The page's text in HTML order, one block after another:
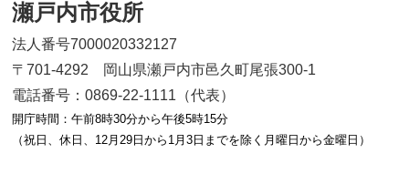
瀬戸内市役所
法人番号7000020332127
〒701-4292 岡山県瀬戸内市邑久町尾張300-1
電話番号：0869-22-1111（代表）
開庁時間：午前8時30分から午後5時15分
（祝日、休日、12月29日から1月3日までを除く月曜日から金曜日）